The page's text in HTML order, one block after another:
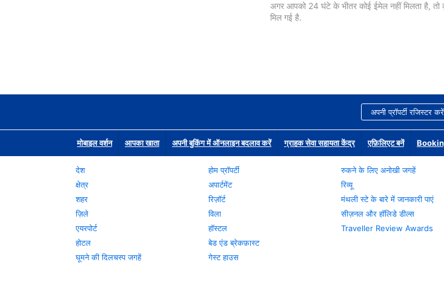
अगर आपको 24 घंटे के भीतर कोई ईमेल नहीं मिलता है, तो
मिल गई है.
अपनी प्रॉपर्टी रजिस्टर करें
मोबाइल वर्शन आपका खाता अपनी बुकिंग में ऑनलाइन बदलाव करें ग्राहक सेवा सहायता केंद्र एफ़िलिएट बनें
देश
क्षेत्र
शहर
ज़िले
एयरपोर्ट
होटल
घूमने की दिलचस्प जगहें
होम प्रॉपर्टी
अपार्टमेंट
रिज़ॉर्ट
विला
हॉस्टल
बेड एंड ब्रेकफ़ास्ट
गेस्ट हाउस
रुकने के लिए अनोखी जगहें
रिव्यू
मंथली स्टे के बारे में जानकारी पाएं
सीज़नल और हॉलिडे डील्स
Traveller Review Awards